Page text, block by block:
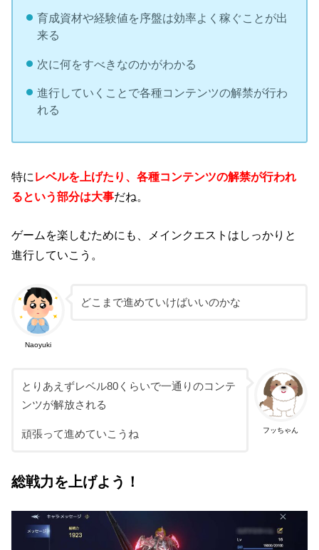
育成資材や経験値を序盤は効率よく稼ぐことが出
来る
次に何をすべきなのかがわかる
進行していくことで各種コンテンツの解禁が行わ
れる
特に レベルを上げたり、各種コンテンツの解禁が行われ
るという部分は大事だね。
ゲームを楽しむためにも、メインクエストはしっかりと
進行していこう。
Naoyuki
どこまで進めていけばいいのかな
フッちゃん
とりあえずレベル80くらいで一通りのコンテ
ンツが解放される
頑張って進めていこうね
総戦力を上げよう！